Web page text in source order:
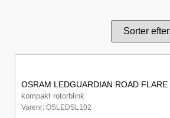
OSRAM LEDGUARDIAN ROAD FLARE
kompakt rotorblink
Varenr: OSLEDSL102